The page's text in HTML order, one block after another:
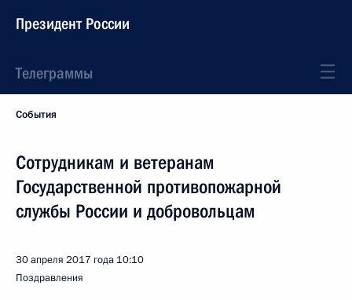
Президент России
Телеграммы
События
Сотрудникам и ветеранам
Государственной противопожарной
службы России и добровольцам
30 апреля 2017 года 10:10
Поздравления